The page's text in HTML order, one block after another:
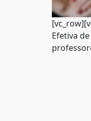
Efetiva